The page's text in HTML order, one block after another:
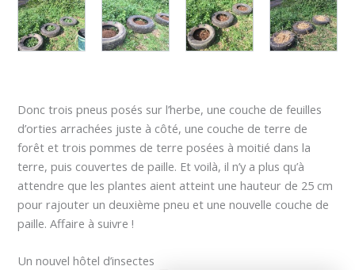
Donc trois pneus posés sur l’herbe, une couche de feuilles
d’orties arrachées juste à côté, une couche de terre de
forêt et trois pommes de terre posées à moitié dans la
terre, puis couvertes de paille. Et voilà, il n’y a plus qu’à
attendre que les plantes aient atteint une hauteur de 25 cm
pour rajouter un deuxième pneu et une nouvelle couche de
paille. Affaire à suivre !
Un nouvel hôtel d’insectes